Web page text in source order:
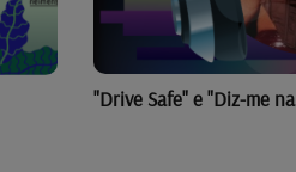
"Drive Safe" e "Diz-me